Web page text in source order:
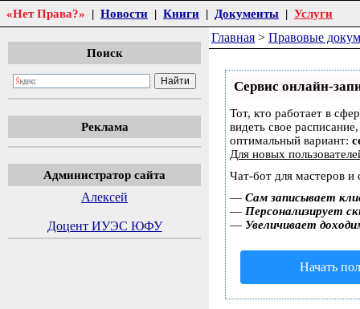
«Нет Права?» | Новости | Книги | Документы | Услуги
Поиск
Реклама
Администратор сайта
Алексей
Доцент ИУЭС ЮФУ
Главная > Правовые
Сервис онлайн-
Тот, кто работает в
видеть свое
оптимальный вариант:
Для новых
Чат-бот для мастеров и
— Сам записывает
— Персонализирует
— Увеличивает
Начать